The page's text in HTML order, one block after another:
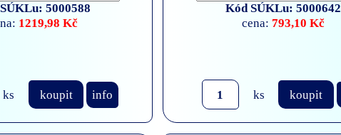
5000588
1219,98 Kč
ks koupit info
Kód SÚKLu: 5000642
cena: 793,10 Kč
ks koupit